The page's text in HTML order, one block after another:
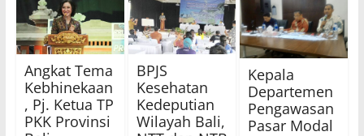
Angkat Tema
Kebhinekaan
, Pj. Ketua TP
PKK Provinsi
BPJS
Kesehatan
Kedeputian
Wilayah Bali,
Kepala
Departemen
Pengawasan
Pasar Modal